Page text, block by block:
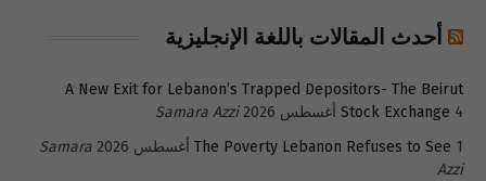
أحدث المقالات باللغة الإنجليزية
A New Exit for Lebanon’s Trapped Depositors- The Beirut
Stock Exchange 4 أغسطس 2026
Samara Azzi
The Poverty Lebanon Refuses to See 1 أغسطس 2026
Samara
Azzi